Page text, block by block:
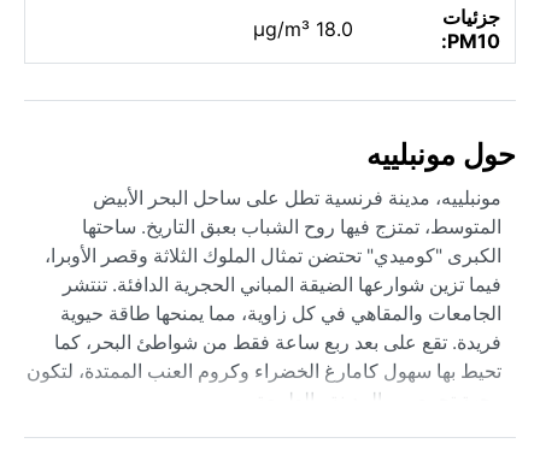
جزئيات
PM10:
18.0 µg/m³
حول مونبلييه
مونبلييه، مدينة فرنسية تطل على ساحل البحر الأبيض
المتوسط، تمتزج فيها روح الشباب بعبق التاريخ. ساحتها
الكبرى "كوميدي" تحتضن تمثال الملوك الثلاثة وقصر الأوبرا،
فيما تزين شوارعها الضيقة المباني الحجرية الدافئة. تنتشر
الجامعات والمقاهي في كل زاوية، مما يمنحها طاقة حيوية
فريدة. تقع على بعد ربع ساعة فقط من شواطئ البحر، كما
تحيط بها سهول كامارغ الخضراء وكروم العنب الممتدة، لتكون
وجهة تجمع بين المدينة والطبيعة.
مناخها متوسطي صيفي حار وفق تصنيف كوبن Csa، حيث